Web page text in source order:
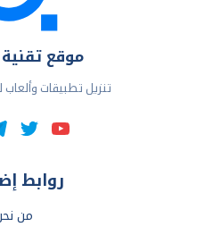
موقع تقنية ©
تنزيل تطبيقات وألعاب
روابط
من